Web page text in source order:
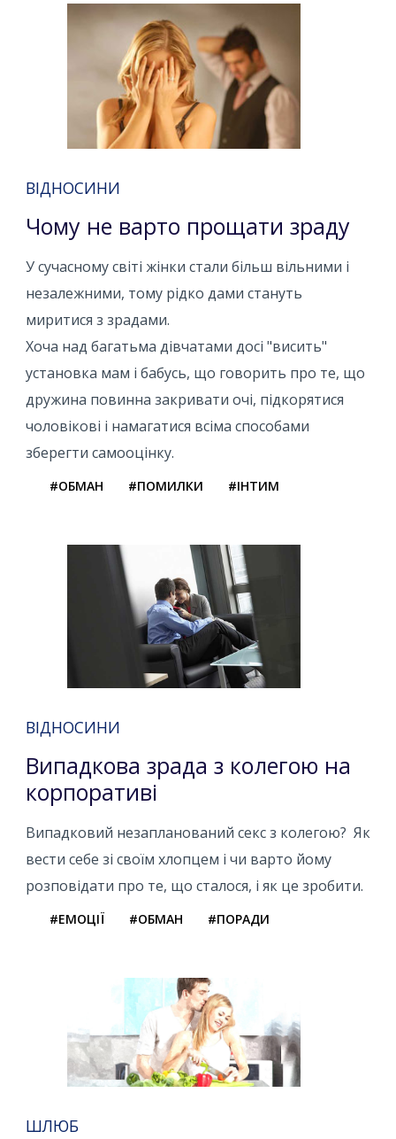
ВІДНОСИНИ
Чому не варто прощати зраду
У сучасному світі жінки стали більш вільними і
незалежними, тому рідко дами стануть
миритися з зрадами.
Хоча над багатьма дівчатами досі "висить"
установка мам і бабусь, що говорить про те, що
дружина повинна закривати очі, підкорятися
чоловікові і намагатися всіма способами
зберегти самооцінку.
#ОБМАН #ПОМИЛКИ #ІНТИМ
ВІДНОСИНИ
Випадкова зрада з колегою на
корпоративі
Випадковий незапланований секс з колегою? Як
вести себе зі своїм хлопцем і чи варто йому
розповідати про те, що сталося, і як це зробити.
#ЕМОЦІЇ #ОБМАН #ПОРАДИ
ШЛЮБ